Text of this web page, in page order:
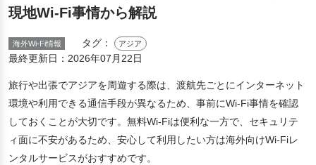
現地Wi-Fi事情から解説
海外Wi-Fi情報 タグ： アジア
最終更新日： 2026年07月22日
旅行や出張でアジアを周遊する際は、渡航先ごとにインターネット
環境や利用できる通信手段が異なるため、事前にWi-Fi事情を確認
しておくことが大切です。無料Wi-Fiは便利な一方で、セキュリテ
ィ面に不安があるため、安心して利用したい方は海外向けWi-Fiレ
ンタルサービスがおすすめです。